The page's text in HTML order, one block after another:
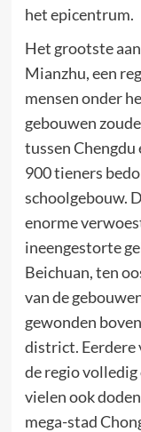
het epicentrum.
Het grootste
Mianzhu, een
mensen onder
gebouwen
tussen Chengdu
900 tieners
schoolgebouw.
enorme
ineengestorte
Beichuan, ten
van de
gewonden
district. Eerdere
de regio
vielen ook
mega-stad